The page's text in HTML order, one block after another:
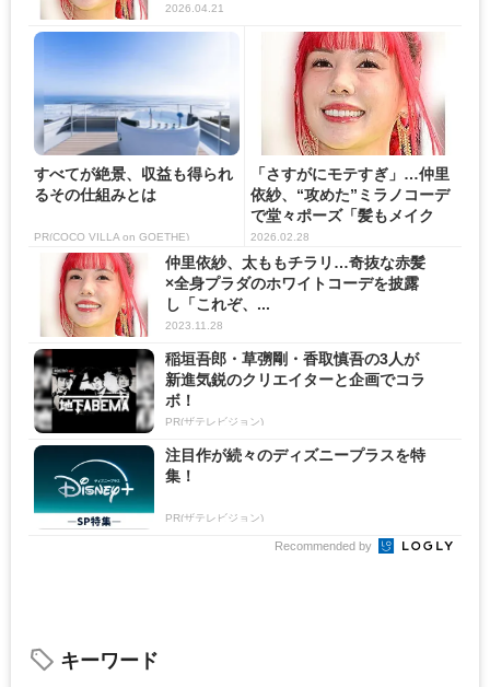
2026.04.21
すべてが絶景、収益も得られ
るその仕組みとは
PR(COCO VILLA on GOETHE)
「さすがにモテすぎ」…仲里
依紗、“攻めた”ミラノコーデ
で堂々ポーズ「髪もメイク
も...
2026.02.28
仲里依紗、太ももチラリ…奇抜な赤髪
×全身プラダのホワイトコーデを披露
し「これぞ、...
2023.11.28
稲垣吾郎・草彅剛・香取慎吾の3人が
新進気鋭のクリエイターと企画でコラ
ボ！
PR(ザテレビジョン)
注目作が続々のディズニープラスを特
集！
PR(ザテレビジョン)
Recommended by
キーワード